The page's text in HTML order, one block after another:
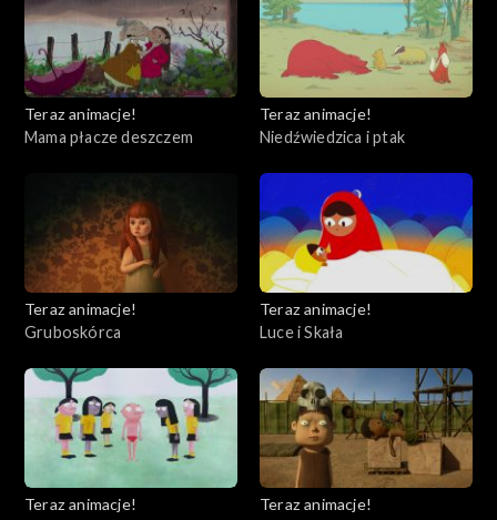
Teraz animacje!
Mama płacze deszczem
Teraz animacje!
Niedźwiedzica i ptak
Teraz animacje!
Gruboskórca
Teraz animacje!
Luce i Skała
Teraz animacje!
Teraz animacje!